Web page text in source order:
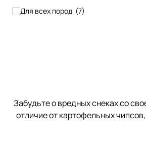
Для всех пород (7)
Забудьте о вредных снеках со
отличие от картофельных